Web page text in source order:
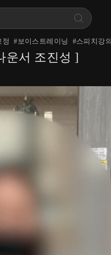
정 #보이스트레이닝 #스피치강의
운서 조진성 ]